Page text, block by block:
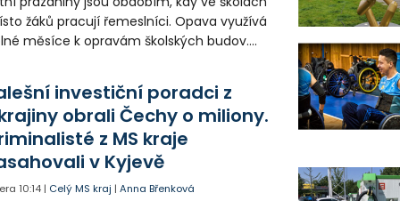
žáků pracují řemeslníci. Opava využívá
měsíce k opravám školských budov.
investiční poradci z
obrali Čechy o miliony.
z MS kraje
v Kyjevě
10:14 | Celý MS kraj |Anna Břenková